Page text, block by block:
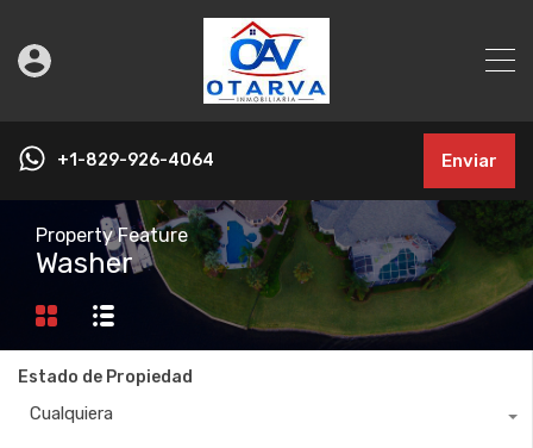
+1-829-926-4064 Enviar
Property Feature
Washer
Estado de Propiedad
Cualquiera